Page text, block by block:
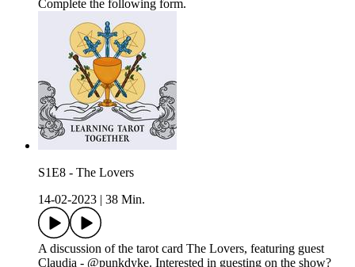
Complete the following form.
S1E8 - The Lovers
14-02-2023
38 Min.
A discussion of the tarot card The Lovers, featuring guest
Claudia - @punkdyke. Interested in guesting on the show?